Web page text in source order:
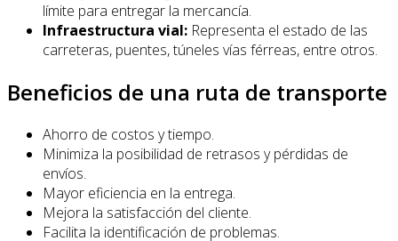
límite para entregar la mercancía.
Infraestructura vial: Representa el estado de las
carreteras, puentes, túneles vías férreas, entre otros.
Beneficios de una ruta de transporte
Ahorro de costos y tiempo.
Minimiza la posibilidad de retrasos y pérdidas de
envíos.
Mayor eficiencia en la entrega.
Mejora la satisfacción del cliente.
Facilita la identificación de problemas.